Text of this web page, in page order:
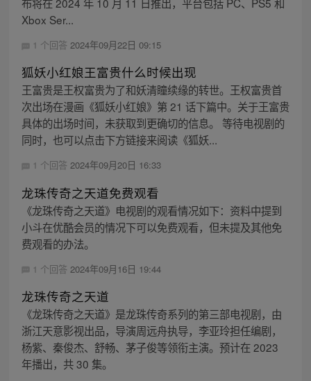
Xbox Ser...
1 个回答 2024年09月22日 09:15
狐妖小红娘王富贵什么时候出现
王富贵是王权富贵为了和妖清瞳续缘的转世。王权富贵首
次出场在漫画《狐妖小红娘》第 21 话下篇中。关于王富贵
具体的出场时间，未获取到更确切的信息。 等待电视剧的
同时，也可以点击下方链接来阅读《狐妖...
1 个回答 2024年09月20日 16:33
龙珠传奇之天道免费观看
《龙珠传奇之天道》电视剧的观看情况如下：资料中提到
小斗在优酷会员的情况下可以免费观看，但未提及其他免
费观看的办法。
1 个回答 2024年09月16日 19:44
龙珠传奇之天道
《龙珠传奇之天道》是龙珠传奇系列的第三部电视剧，由
浙江天意影视出品，导演周远舟执导，李亚玲担任编剧，
杨紫、秦俊杰、舒畅、茅子俊等领衔主演。预计在 2023
年播出，共 30 集。